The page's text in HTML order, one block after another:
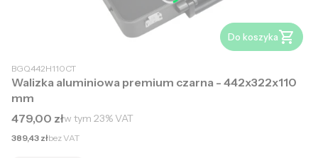
Do koszyka
BGQ442H110CT
Walizka aluminiowa premium czarna - 442x322x110
mm
Cena brutto
479,00 złw tym 23%VAT
Cena netto
389,43 złbez VAT